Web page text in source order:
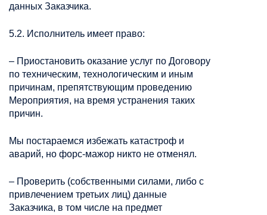
данных Заказчика.
5.2. Исполнитель имеет право:
– Приостановить оказание услуг по Договору
по техническим, технологическим и иным
причинам, препятствующим проведению
Мероприятия, на время устранения таких
причин.
Мы постараемся избежать катастроф и
аварий, но форс-мажор никто не отменял.
– Проверить (собственными силами, либо с
привлечением третьих лиц) данные
Заказчика, в том числе на предмет